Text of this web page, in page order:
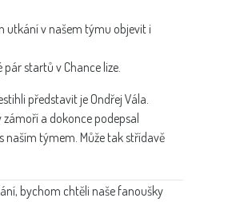
utkání v našem týmu objevit i
startů v Chance lize.
představit je Ondřej Vála.
a dokonce podepsal
naším týmem. Může tak střídavě
bychom chtěli naše fanoušky